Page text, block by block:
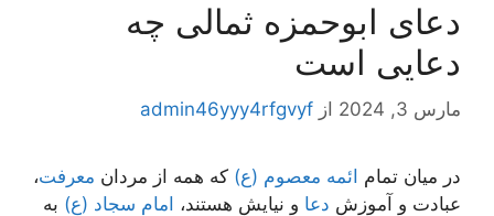
دعای ابوحمزه ثمالی چه
دعایی است
مارس 3, 2024 از admin46yyy4rfgvyf
در میان تمام ائمه معصوم (ع) که همه از مردان معرفت،
عبادت و آموزش دعا و نیایش هستند، امام سجاد (ع) به